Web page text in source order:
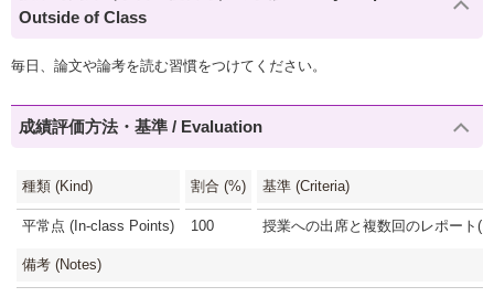
Outside of Class
毎日、論文や論考を読む習慣をつけてください。
成績評価方法・基準 / Evaluation
種類 (Kind) 割合 (%) 基準 (Criteria)
平常点 (In-class Points) 100 授業への出席と複数回のレポート
備考 (Notes)